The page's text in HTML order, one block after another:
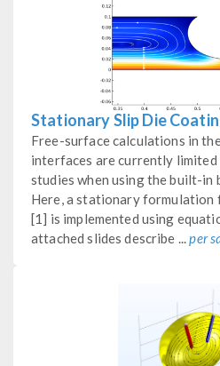
Stationary Slip Die
Free-surface calculations in
interfaces are currently
studies when using the built-in
Here, a stationary formulation
[1] is implemented using
attached slides describe ...per